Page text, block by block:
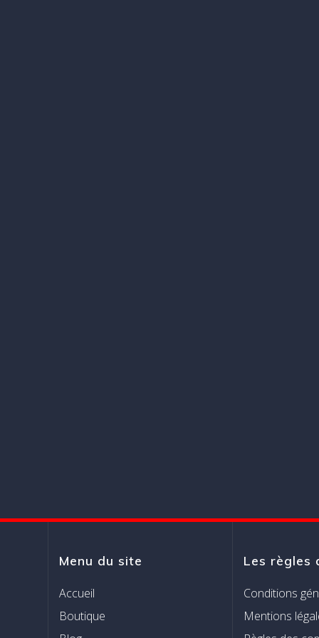
Menu du site
Accueil
Boutique
Les règles
Conditions
Mentions